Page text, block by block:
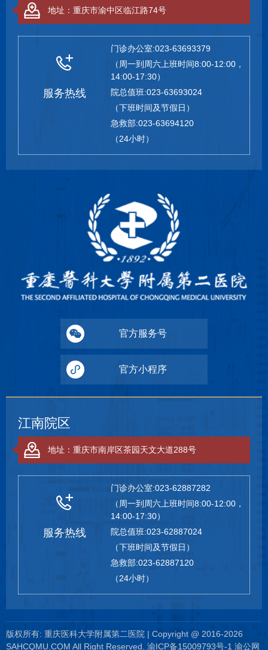
地址：重庆市渝中区临江路74号
服务热线
门诊办公室:023-63693379
（周一到周六上班时间8:00-12:00，
14:00-17:30）
院总值班:023-63693024
（下班时间及节假日）
急救部:023-63694120
（24小时）
官方服务号
官方小程序
江南院区
地址：重庆市南岸区茶园天文大道288号
服务热线
门诊办公室:023-62887282
（周一到周六上班时间8:00-12:00，
14:00-17:30）
院总值班:023-62887024
（下班时间及节假日）
急救部:023-62887120
（24小时）
版权所有: 重庆医科大学附属第二医院 | Copyright @ 2016-2026
SAHCQMU.COM All Right Reserved. 渝ICP备15009793号-1 渝公网